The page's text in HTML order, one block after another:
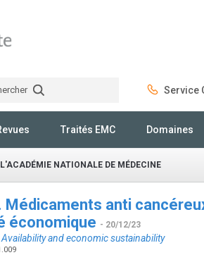
Service
Traités EMC Domaines
NATIONALE DE MÉDECINE
Médicaments anti
économique - 20/12/23
and economic sustainability